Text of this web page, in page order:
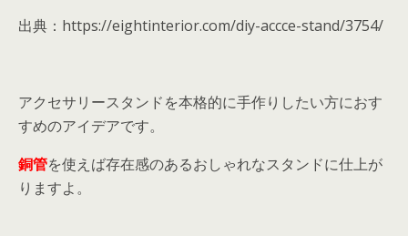
出典：https://eightinterior.com/diy-accce-stand/3754/
アクセサリースタンドを本格的に手作りしたい方におす
すめのアイデアです。
銅管を使えば存在感のあるおしゃれなスタンドに仕上が
りますよ。